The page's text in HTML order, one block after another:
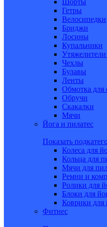
Гетры
Велосипедки
Бриджи
Лосины
Купальники
Чехлы
Булавы
Ленты
Обмотка для
Обручи
Скакалки
Мячи
Йога и пилатес
Показать
Колеса для
Кольца для
Мячи для
Ремни и
Ролики для
Блоки для
Коврики для
Фитнес